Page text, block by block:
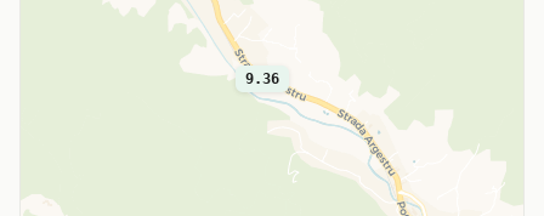
9.36